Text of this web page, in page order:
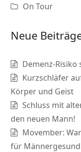
On Tour
Neue
Demenz-Risiko
Kurzschläfer
Körper und Geist
Schluss mit
den neuen Mann!
Movember:
für